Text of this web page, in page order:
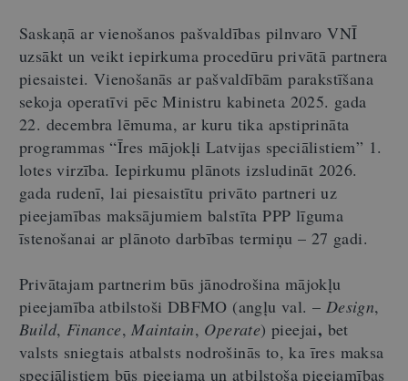
Saskaņā ar vienošanos pašvaldības pilnvaro VNĪ
uzsākt un veikt iepirkuma procedūru privātā partnera
piesaistei. Vienošanās ar pašvaldībām parakstīšana
sekoja operatīvi pēc Ministru kabineta 2025. gada
22. decembra lēmuma, ar kuru tika apstiprināta
programmas “Īres mājokļi Latvijas speciālistiem” 1.
lotes virzība. Iepirkumu plānots izsludināt 2026.
gada rudenī, lai piesaistītu privāto partneri uz
pieejamības maksājumiem balstīta PPP līguma
īstenošanai ar plānoto darbības termiņu – 27 gadi.
Privātajam partnerim būs jānodrošina mājokļu
pieejamība atbilstoši DBFMO (angļu val. – Design,
Build, Finance,Maintain, Operate) pieejai, bet
valsts sniegtais atbalsts nodrošinās to, ka īres maksa
speciālistiem būs pieejama un atbilstoša pieejamības